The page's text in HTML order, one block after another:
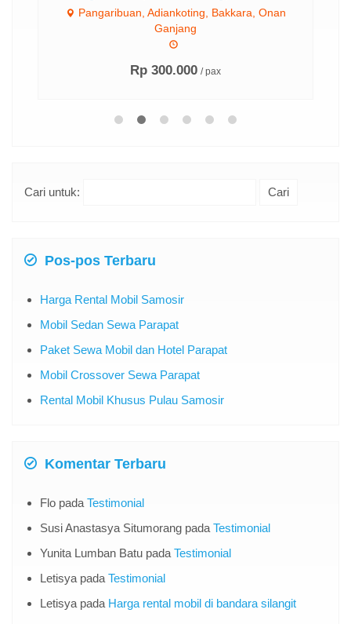
Pangaribuan, Adiankoting, Bakkara, Onan
Ganjang
Rp 300.000 / pax
Cari untuk:
Pos-pos Terbaru
Harga Rental Mobil Samosir
Mobil Sedan Sewa Parapat
Paket Sewa Mobil dan Hotel Parapat
Mobil Crossover Sewa Parapat
Rental Mobil Khusus Pulau Samosir
Komentar Terbaru
Flo pada Testimonial
Susi Anastasya Situmorang pada Testimonial
Yunita Lumban Batu pada Testimonial
Letisya pada Testimonial
Letisya pada Harga rental mobil di bandara silangit